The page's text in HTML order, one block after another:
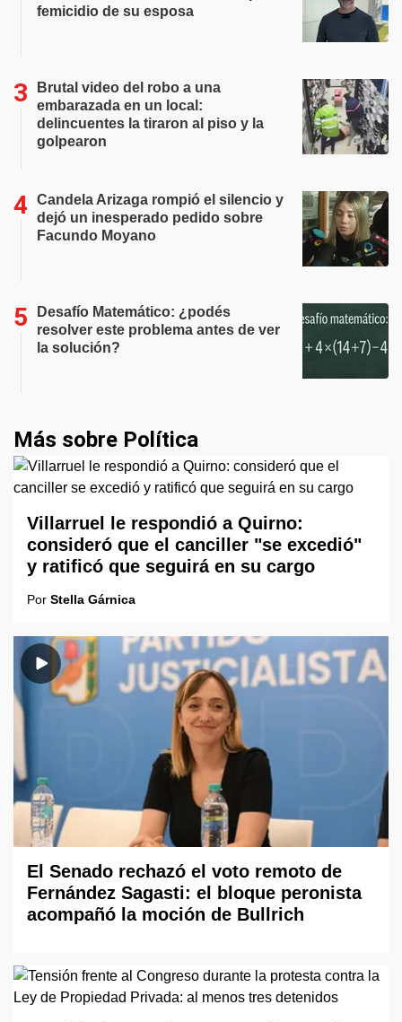
femicidio de su esposa
Brutal video del robo a una
embarazada en un local:
delincuentes la tiraron al piso y la
golpearon
Candela Arizaga rompió el silencio y
dejó un inesperado pedido sobre
Facundo Moyano
Desafío Matemático: ¿podés
resolver este problema antes de ver
la solución?
Más sobre Política
Villarruel le respondió a Quirno:
consideró que el canciller "se excedió"
y ratificó que seguirá en su cargo
Por Stella Gárnica
El Senado rechazó el voto remoto de
Fernández Sagasti: el bloque peronista
acompañó la moción de Bullrich